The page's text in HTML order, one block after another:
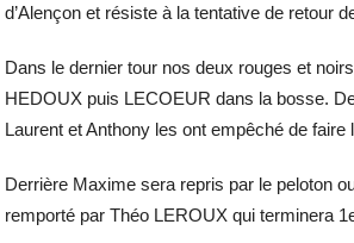
d’Alençon et résiste à la tentative de retour
Dans le dernier tour nos deux rouges et
HEDOUX puis LECOEUR dans la bosse.
Laurent et Anthony les ont empêché de faire
Derrière Maxime sera repris par le peloton
remporté par Théo LEROUX qui terminera